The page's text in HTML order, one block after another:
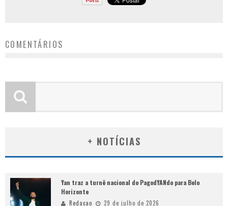
COMENTÁRIOS
+ NOTÍCIAS
Yan traz a turnê nacional do PagodYANdo para Belo
Horizonte
Redacao 29 de julho de 2026